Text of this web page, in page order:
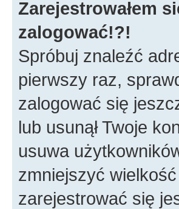
Zarejestrowałem
zalogować!?!
Spróbuj znaleźć
pierwszy raz,
zalogować się
lub usunął Twoje
usuwa
zmniejszyć
zarejestrować się